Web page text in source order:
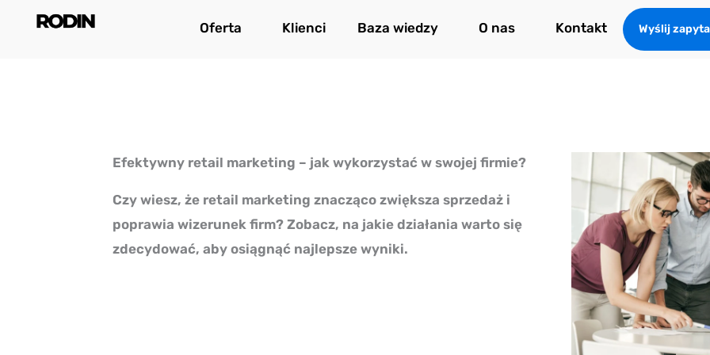
Przejdź
Oferta Klienci Baza wiedzy O nas Kontakt Wyślij
Efektywny retail marketing – jak wykorzystać w swojej firmie?
Czy wiesz, że retail marketing znacząco zwiększa sprzedaż i
poprawia wizerunek firm? Zobacz, na jakie działania warto się
zdecydować, aby osiągnąć najlepsze wyniki.